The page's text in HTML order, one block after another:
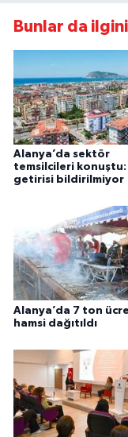
Bunlar da
Alanya’da sektör
temsilcileri konuştu:
getirisi bildirilmiyor
Alanya’da 7 ton
hamsi dağıtıldı